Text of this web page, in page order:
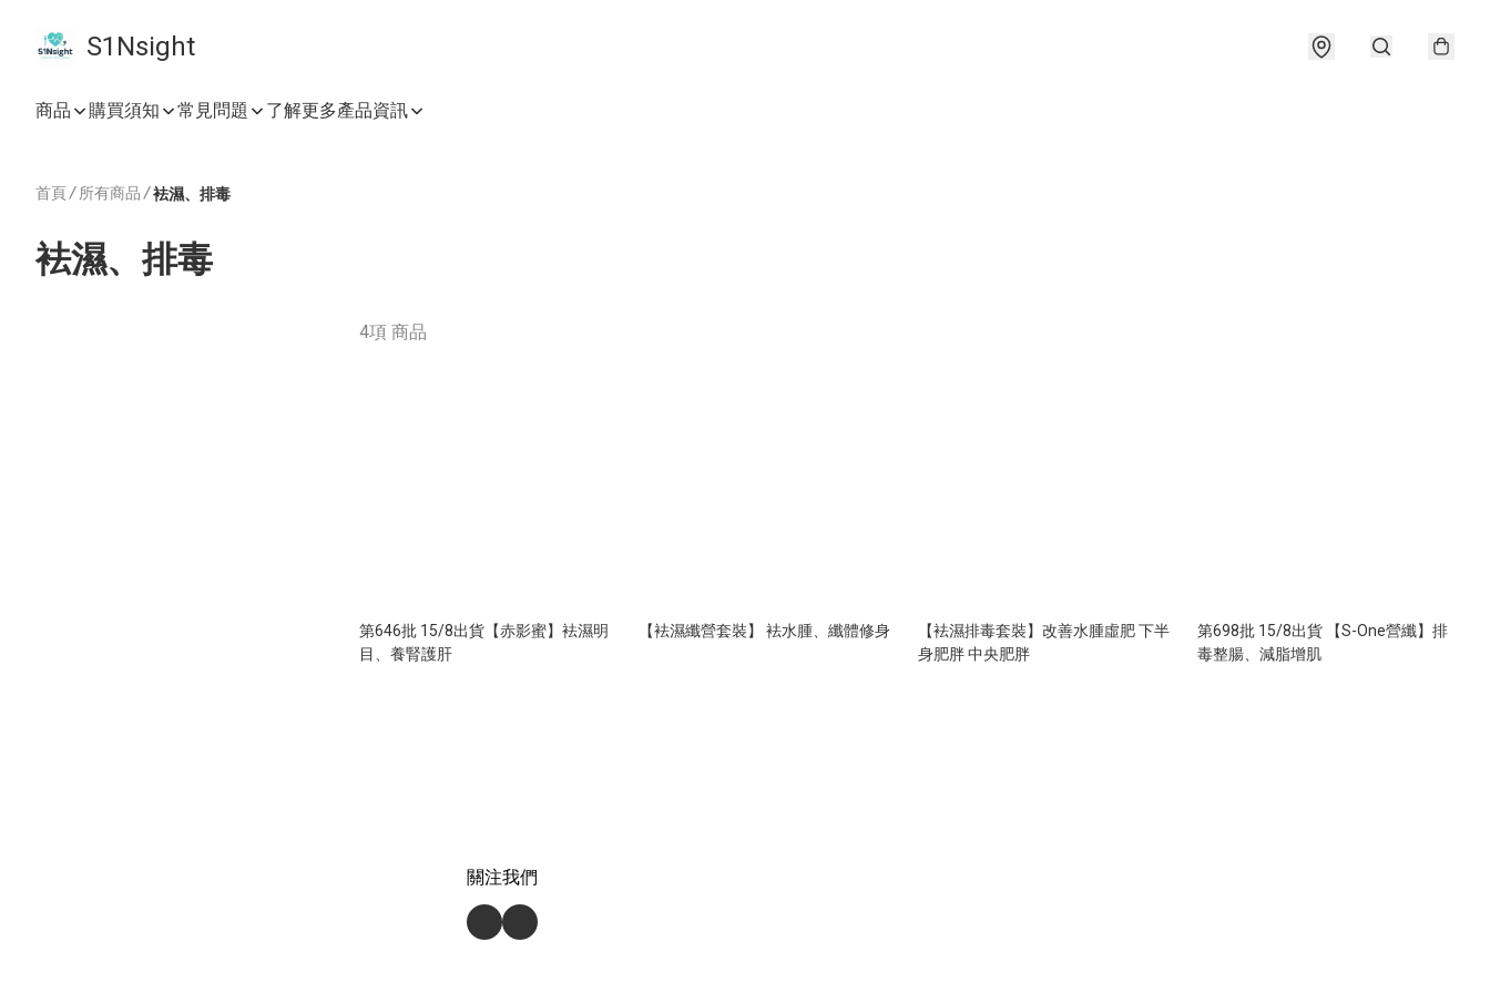
S1Nsight
商品 購買須知 常見問題 了解更多產品資訊
首頁/ 所有商品 /袪濕、排毒
袪濕、排毒
4項 商品
第646批 15/8出貨【赤影蜜】袪濕明
目、養腎護肝
【袪濕纖營套裝】 袪水腫、纖體修身
【袪濕排毒套裝】改善水腫虛肥 下半
身肥胖 中央肥胖
第698批 15/8出貨 【S-One營纖】排
毒整腸、減脂增肌
關注我們